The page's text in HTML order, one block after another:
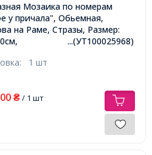
Мозаика по номерам
у причала", Обьемная,
на Раме, Стразы, Размер:
...(УТ100025968)
1 шт
₴/ 1 шт